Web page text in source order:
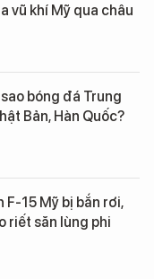
vũ khí Mỹ qua châu
bóng đá Trung
Bản, Hàn Quốc?
F-15 Mỹ bị bắn rơi,
riết săn lùng phi